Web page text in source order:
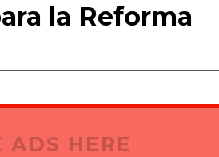
la Reforma
ADS HERE